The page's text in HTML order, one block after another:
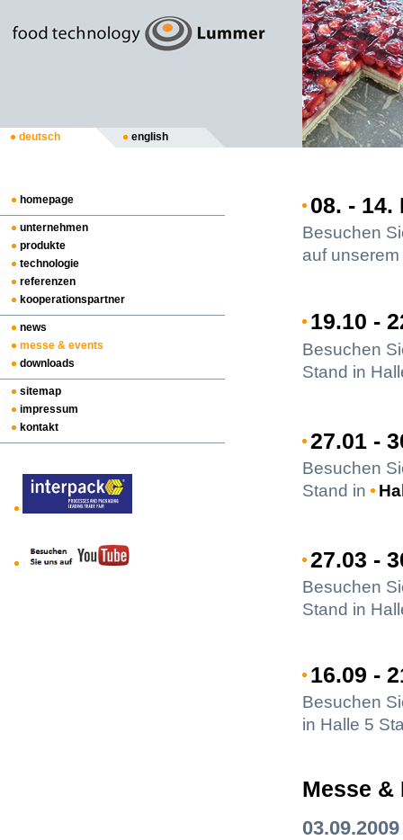
deutsch english
homepage
unternehmen
produkte
technologie
referenzen
kooperationspartner
news
messe & events
downloads
sitemap
impressum
kontakt
08. -
Besuchen
auf
19.10 -
Besuchen
Stand in
27.01 -
Besuchen
Stand in
27.03 -
Besuchen
Stand in
16.09 -
Besuchen
in Halle 5
Messe &
03.09.2009